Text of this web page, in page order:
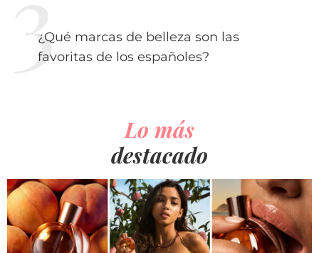
¿Qué marcas de belleza son las
favoritas de los españoles?
Lo más
destacado